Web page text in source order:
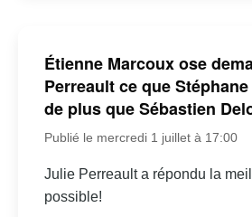
Étienne Marcoux ose
Perreault ce que
de plus que Sébastien
Publié le mercredi 1 juillet à 17:00
Julie Perreault a répondu la
possible!